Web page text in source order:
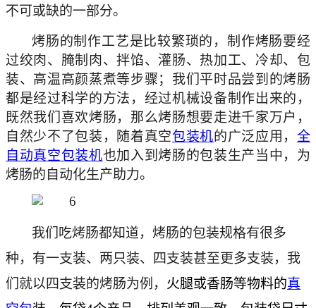
不可或缺的一部分。
烤肠的制作工艺是比较繁琐的，制作烤肠要经
过绞肉、腌制肉、拌馅、灌肠、热加工、冷却、包
装、高温高颜蒸煮等步骤；我们平时品尝到的烤肠
都是经过科学的方法，经过机械设备制作出来的，
既然我们喜欢烤肠，那么烤肠想要走进千家万户，
自然少不了包装，随着真空包装机的广泛应用， 全
自动真空包装机也加入到烤肠的包装生产当中，为
烤肠的自动化生产助力。
我们吃烤肠都知道，烤肠的包装规格有很多
种，有一支装、两只装、四支装甚至更多支装，我
们就以四支装的烤肠为例， 火腿或香肠等物料的真